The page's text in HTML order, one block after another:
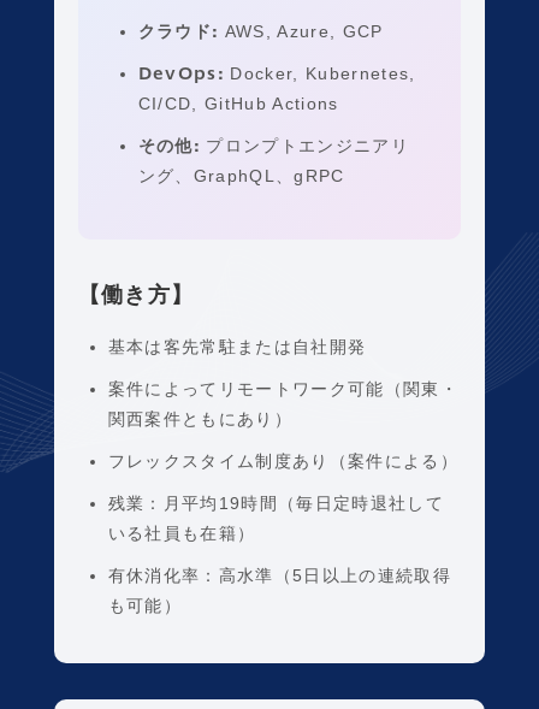
クラウド: AWS, Azure, GCP
DevOps: Docker, Kubernetes,
CI/CD, GitHub Actions
その他: プロンプトエンジニアリ
ング、GraphQL、gRPC
【働き方】
基本は客先常駐または自社開発
案件によってリモートワーク可能（関東・
関西案件ともにあり）
フレックスタイム制度あり（案件による）
残業：月平均19時間（毎日定時退社して
いる社員も在籍）
有休消化率：高水準（5日以上の連続取得
も可能）